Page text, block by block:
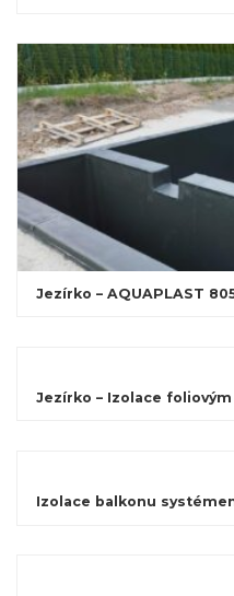
Jezírko – AQUAPLAST
Jezírko – Izolace
Izolace balkonu